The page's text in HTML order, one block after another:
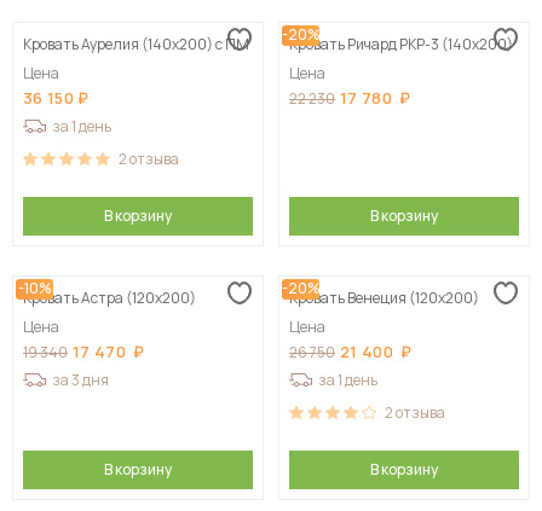
Кровать Аурелия (140х200) с ПМ
Цена
36 150
за 1 день
2отзыва
В корзину
-20%
Кровать Ричард РКР-3 (140х200)
Цена
22 230 17 780
В корзину
-10%
Кровать Астра (120х200)
Цена
19 340 17 470
за 3 дня
В корзину
-20%
Кровать Венеция (120х200)
Цена
26 750 21 400
за 1 день
2отзыва
В корзину